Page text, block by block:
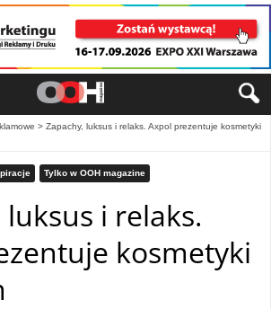
> Zapachy, luksus i relaks. Axpol prezentuje kosmetyki
Tylko w OOH magazine
i relaks.
kosmetyki